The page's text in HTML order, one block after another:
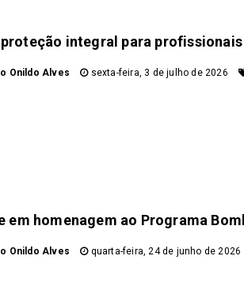
proteção integral para
Onildo Alves sexta-feira, 3 de julho de 2026
em homenagem ao Programa
Onildo Alves quarta-feira, 24 de junho de 2026